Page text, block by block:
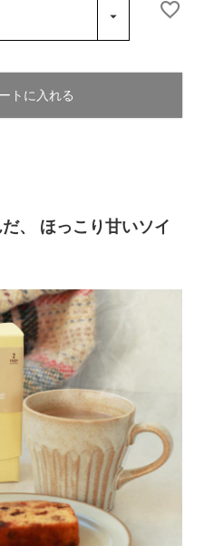
トに入れる
、 ほっこり甘いソイ